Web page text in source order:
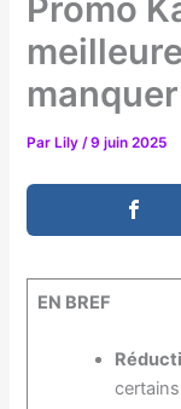
Promo
manquer
Par Lily/9 juin 2025
EN BREF